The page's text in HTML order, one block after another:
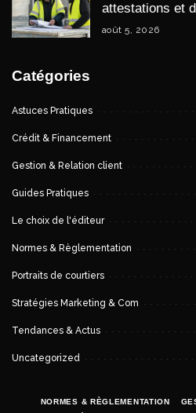
attestations et
août 5, 2026
Catégories
Astuces Pratiques
Crédit & Financement
Gestion & Relation client
Guides Pratiques
Le choix de l'éditeur
Normes & Règlementation
Portraits de courtiers
Stratégies Marketing & Com
Tendances & Actus
Uncategorized
NORMES & RÈGLEMENTATION